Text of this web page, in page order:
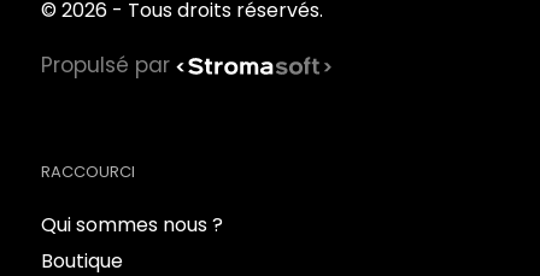
© 2026 - Tous droits réservés.
Propulsé par
RACCOURCI
Qui sommes nous ?
Boutique